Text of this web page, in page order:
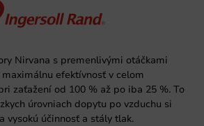
Nirvana s premenlivými otáčkami
efektívnosť v celom
zaťažení od 100 % až po iba 25 %. To
úrovniach dopytu po vzduchu si
vysokú účinnosť a stály tlak.